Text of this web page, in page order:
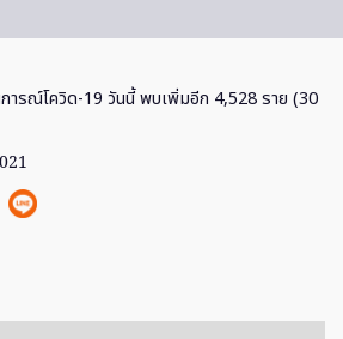
ารณ์โควิด-19 วันนี้ พบเพิ่มอีก 4,528 ราย (30